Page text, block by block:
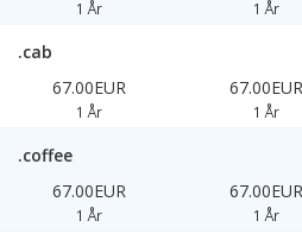
1 År 1 År
.cab
67.00EUR
1 År
67.00EUR
1 År
.coffee
67.00EUR
1 År
67.00EUR
1 År